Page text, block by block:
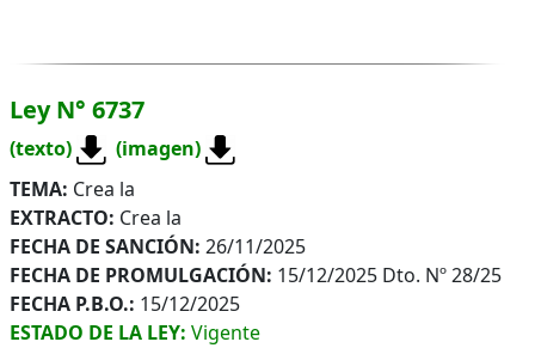
Ley N° 6737
(texto)
(imagen)
TEMA: Crea la
EXTRACTO: Crea la
FECHA DE SANCIÓN: 26/11/2025
FECHA DE PROMULGACIÓN: 15/12/2025 Dto. Nº 28/25
FECHA P.B.O.: 15/12/2025
ESTADO DE LA LEY: Vigente